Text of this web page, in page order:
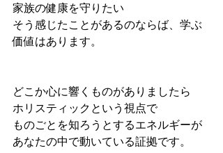
家族の健康を守りたい
そう感じたことがあるのならば、学ぶ
価値はあります。
どこか心に響くものがありましたら
ホリスティックという視点で
ものごとを知ろうとするエネルギーが
あなたの中で動いている証拠です。